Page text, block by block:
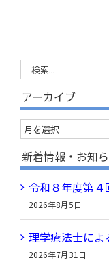
…
アーカイブ
ア
ー
カ
イ
ブ
新着情報・お知
令和８年度第４
2026年8月5日
理学療法士によ
2026年7月31日